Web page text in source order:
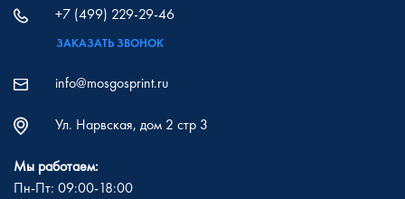
+7 (499) 229-29-46
ЗАКАЗАТЬ ЗВОНОК
info@mosgosprint.ru
Ул. Нарвская, дом 2 стр 3
Мы работаем:
Пн-Пт: 09:00-18:00